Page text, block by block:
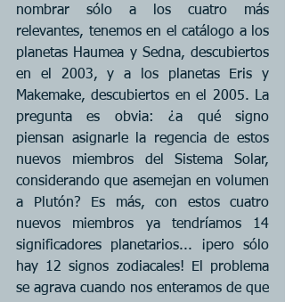
nombrar sólo a los cuatro más
relevantes, tenemos en el catálogo a los
planetas Haumea y Sedna, descubiertos
en el 2003, y a los planetas Eris y
Makemake, descubiertos en el 2005. La
pregunta es obvia: ¿a qué signo
piensan asignarle la regencia de estos
nuevos miembros del Sistema Solar,
considerando que asemejan en volumen
a Plutón? Es más, con estos cuatro
nuevos miembros ya tendríamos 14
significadores planetarios... ¡pero sólo
hay 12 signos zodiacales! El problema
se agrava cuando nos enteramos de que